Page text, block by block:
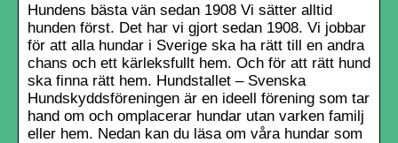
Hundens bästa vän sedan 1908 Vi sätter alltid
hunden först. Det har vi gjort sedan 1908. Vi jobbar
för att alla hundar i Sverige ska ha rätt till en andra
chans och ett kärleksfullt hem. Och för att rätt hund
ska finna rätt hem. Hundstallet – Svenska
Hundskyddsföreningen är en ideell förening som tar
hand om och omplacerar hundar utan varken familj
eller hem. Nedan kan du läsa om våra hundar som